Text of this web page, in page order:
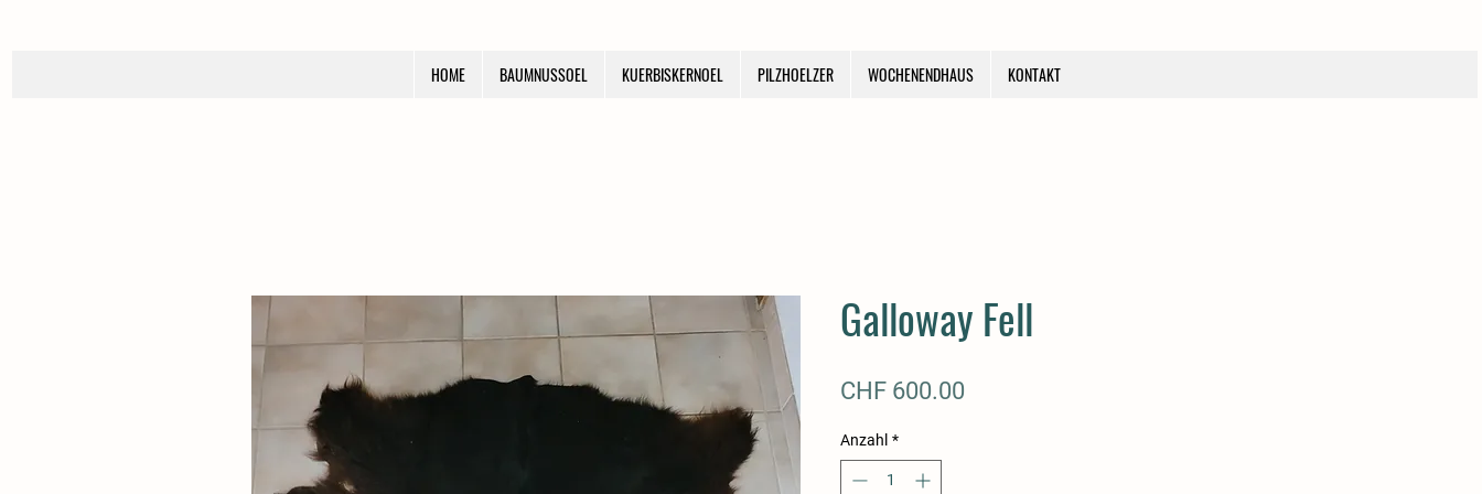
HOME BAUMNUSSOEL KUERBISKERNOEL PILZHOELZER WOCHENENDHAUS KONTAKT
Galloway Fell
CHF 600.00
Anzahl *